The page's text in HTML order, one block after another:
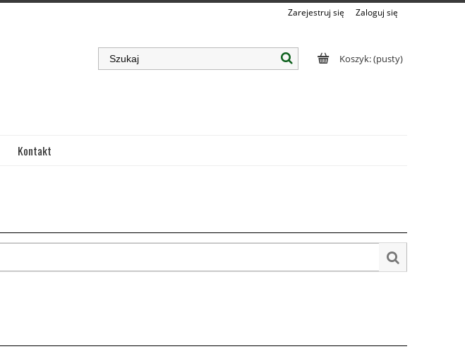
Zarejestruj się Zaloguj się
Koszyk:(pusty)
Kontakt